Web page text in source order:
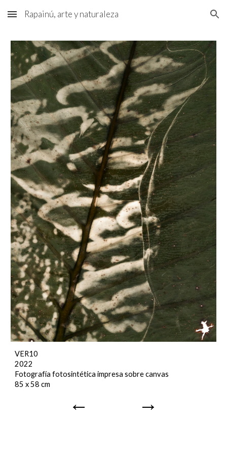
Skip to main content Skip to navigation
Rapainú, arte y naturaleza
VER10
2022
Fotografía fotosintética impresa sobre canvas
85 x 58 cm
← →